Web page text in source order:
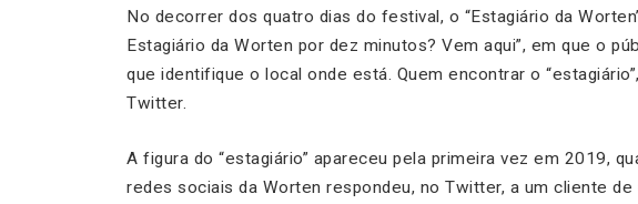
No decorrer dos quatro dias do festival, o “Estagiário da
Estagiário da Worten por dez minutos? Vem aqui”, em que o
que identifique o local onde está. Quem encontrar o
Twitter.
A figura do “estagiário” apareceu pela primeira vez em 2019,
redes sociais da Worten respondeu, no Twitter, a um cliente